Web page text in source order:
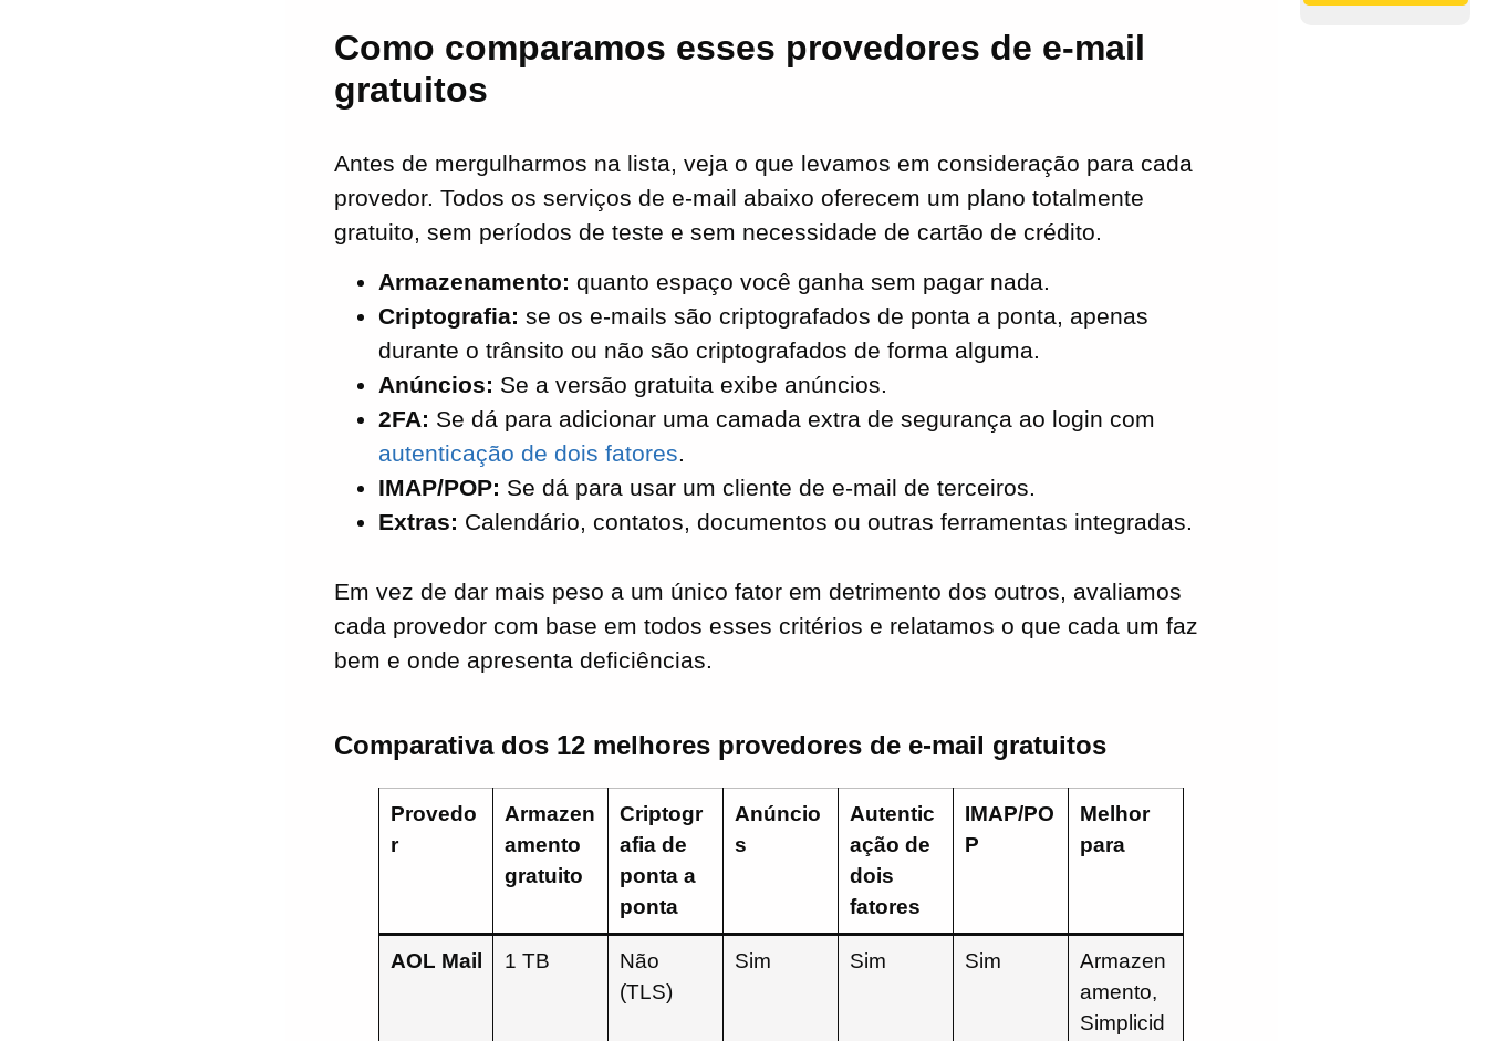
Como comparamos esses provedores de e-mail
gratuitos
Antes de mergulharmos na lista, veja o que levamos em consideração para cada
provedor. Todos os serviços de e-mail abaixo oferecem um plano totalmente
gratuito, sem períodos de teste e sem necessidade de cartão de crédito.
Armazenamento: quanto espaço você ganha sem pagar nada.
Criptografia: se os e-mails são criptografados de ponta a ponta, apenas
durante o trânsito ou não são criptografados de forma alguma.
Anúncios: Se a versão gratuita exibe anúncios.
2FA: Se dá para adicionar uma camada extra de segurança ao login com
autenticação de dois fatores.
IMAP/POP: Se dá para usar um cliente de e-mail de terceiros.
Extras: Calendário, contatos, documentos ou outras ferramentas integradas.
Em vez de dar mais peso a um único fator em detrimento dos outros, avaliamos
cada provedor com base em todos esses critérios e relatamos o que cada um faz
bem e onde apresenta deficiências.
Comparativa dos 12 melhores provedores de e-mail gratuitos
Provedo
r
Armazen
amento
gratuito
Criptogr
afia de
ponta a
ponta
Anúncio
s
Autentic
ação de
dois
fatores
IMAP/PO
P
Melhor
para
AOL Mail 1 TB
Não
(TLS)
Sim Sim Sim
Armazen
amento,
Simplicid